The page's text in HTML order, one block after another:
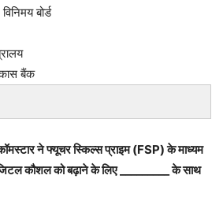
बोर्ड
बैंक
ने फ्यूचर स्किल्स प्राइम (FSP) के माध्यम
कौशल को बढ़ाने के लिए _________ के साथ